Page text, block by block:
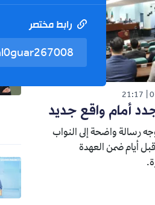
رابط مختصر
21:17
أمام واقع جديد
رسالة واضحة إلى النواب
أيام ضمن العهدة